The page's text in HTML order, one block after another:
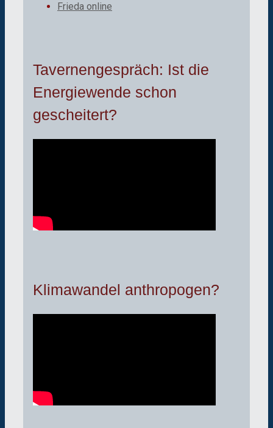
Frieda online
Tavernengespräch: Ist die
Energiewende schon
gescheitert?
Klimawandel anthropogen?